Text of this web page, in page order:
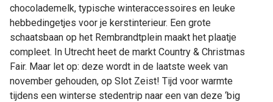
chocolademelk, typische winteraccessoires en leuke
hebbedingetjes voor je kerstinterieur. Een grote
schaatsbaan op het Rembrandtplein maakt het plaatje
compleet. In Utrecht heet de markt Country & Christmas
Fair. Maar let op: deze wordt in de laatste week van
november gehouden, op Slot Zeist! Tijd voor warmte
tijdens een winterse stedentrip naar een van deze ‘big